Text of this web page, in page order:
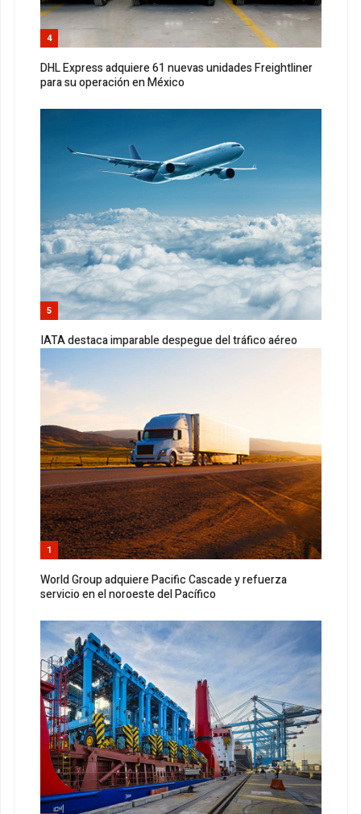
4
DHL Express adquiere 61 nuevas unidades Freightliner
para su operación en México
5
IATA destaca imparable despegue del tráfico aéreo
1
World Group adquiere Pacific Cascade y refuerza
servicio en el noroeste del Pacífico